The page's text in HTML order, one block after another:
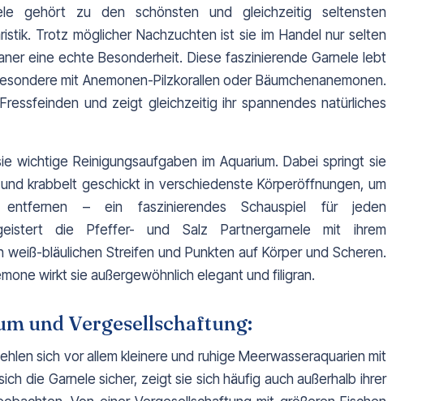
gehört zu den schönsten und gleichzeitig seltensten
Trotz möglicher Nachzuchten ist sie im Handel nur selten
eine echte Besonderheit. Diese faszinierende Garnele lebt
mit Anemonen-Pilzkorallen oder Bäumchenanemonen.
und zeigt gleichzeitig ihr spannendes natürliches
wichtige Reinigungsaufgaben im Aquarium. Dabei springt sie
krabbelt geschickt in verschiedenste Körperöffnungen, um
– ein faszinierendes Schauspiel für jeden
die Pfeffer- und Salz Partnergarnele mit ihrem
bläulichen Streifen und Punkten auf Körper und Scheren.
wirkt sie außergewöhnlich elegant und filigran.
und Vergesellschaftung:
sich vor allem kleinere und ruhige Meerwasseraquarien mit
die Garnele sicher, zeigt sie sich häufig auch außerhalb ihrer